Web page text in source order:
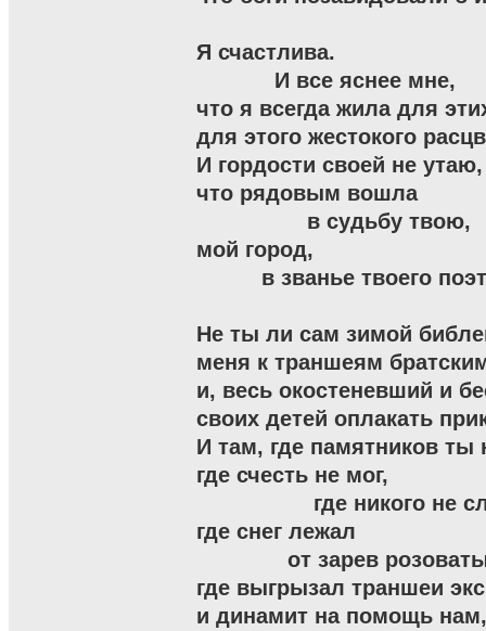
Я счастлива.
            И все яснее мне,
что я всегда жила для
для этого жестокого
И гордости своей не утаю,
что рядовым вошла
                 в судьбу твою,
мой город,
в званье твоего
Не ты ли сам зимой
меня к траншеям
и, весь окостеневший и
своих детей оплакать
И там, где памятников ты
где счесть не мог,
где никого не
где снег лежал
от зарев
где выгрызал траншеи
и динамит на помощь